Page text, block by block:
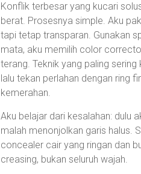
Konflik terbesar yang kucari
berat. Prosesnya simple. Aku
tapi tetap transparan. Gunakan
mata, aku memilih color
terang. Teknik yang paling
lalu tekan perlahan dengan ring
kemerahan.
Aku belajar dari kesalahan: dulu
malah menonjolkan garis halus.
concealer cair yang ringan dan
creasing, bukan seluruh wajah.